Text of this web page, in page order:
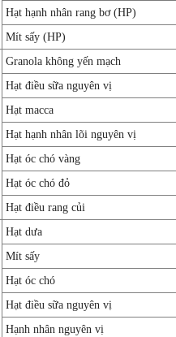
Hạt hạnh nhân rang bơ (HP)
Mít sấy (HP)
Granola không yến mạch
Hạt điều sữa nguyên vị
Hạt macca
Hạt hạnh nhân lõi nguyên vị
Hạt óc chó vàng
Hạt óc chó đỏ
Hạt điều rang củi
Hạt dưa
Mít sấy
Hạt óc chó
Hạt điều sữa nguyên vị
Hạnh nhân nguyên vị